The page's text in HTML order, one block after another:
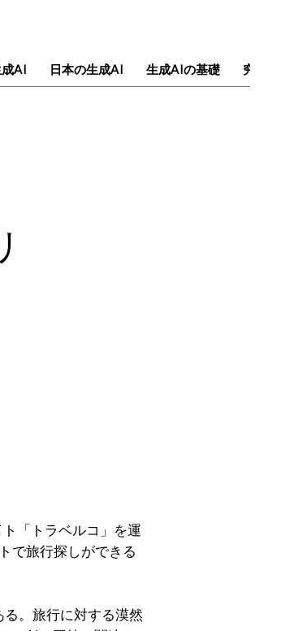
「トラベルコ」を運
で旅行探しができる
。旅行に対する漠然
AI 日本の生成AI 生成AIの基礎 究極のAI